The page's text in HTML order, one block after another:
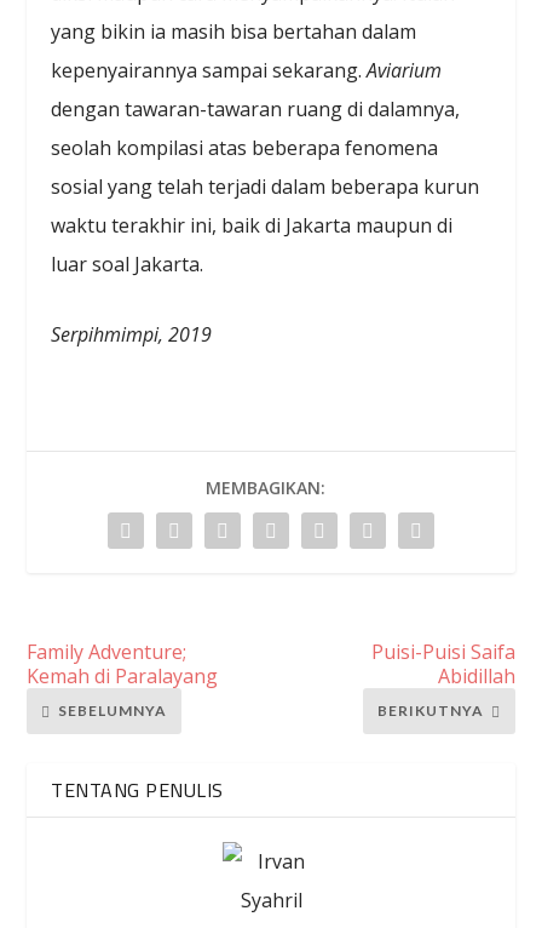
yang bikin ia masih bisa bertahan dalam
kepenyairannya sampai sekarang.Aviarium
dengan tawaran-tawaran ruang di dalamnya,
seolah kompilasi atas beberapa fenomena
sosial yang telah terjadi dalam beberapa kurun
waktu terakhir ini, baik di Jakarta maupun di
luar soal Jakarta.
Serpihmimpi, 2019
MEMBAGIKAN:
Family Adventure;
Kemah di Paralayang
SEBELUMNYA
Puisi-Puisi Saifa
Abidillah
BERIKUTNYA
TENTANG PENULIS